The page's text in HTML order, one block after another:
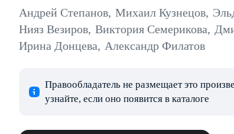
Андрей Степанов, Михаил Кузнецов,
Нияз Везиров, Виктория Семерикова,
Ирина Донцева, Александр Филатов
Правообладатель не размещает это
узнайте, если оно появится в каталоге